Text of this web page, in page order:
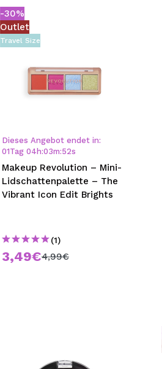
-30%
Outlet
Travel Size
Dieses Angebot endet in:
01Tag 04 h:03m:51s
Makeup Revolution – Mini-
Lidschattenpalette – The
Vibrant Icon Edit Brights
(1)
3,49€4,99€